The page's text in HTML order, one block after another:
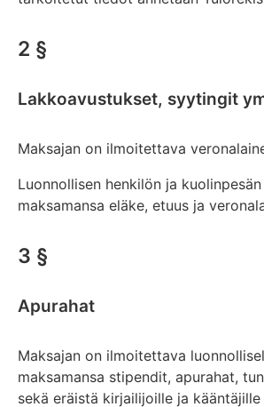
2 §
Lakkoavustukset, syytingit
Maksajan on ilmoitettava
Luonnollisen henkilön ja
maksamansa eläke, etuus ja
3 §
Apurahat
Maksajan on ilmoitettava
maksamansa stipendit, apurahat,
sekä eräistä kirjailijoille ja